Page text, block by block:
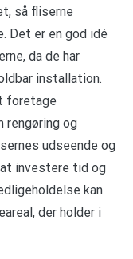
så fliserne
Det er en god idé
da de har
installation.
foretage
rengøring og
udseende og
at investere tid og
kan
der holder i